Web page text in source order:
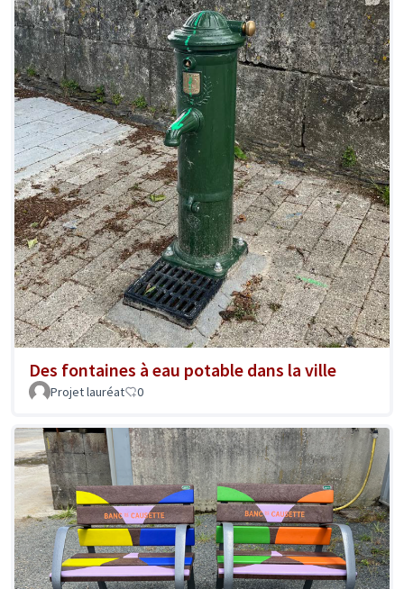
Des fontaines à eau potable dans la ville
Projet lauréat 0